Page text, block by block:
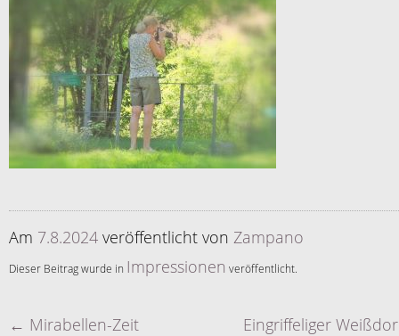
Am 7.8.2024 veröffentlicht von Zampano
Dieser Beitrag wurde in Impressionen veröffentlicht.
Artikelnavigation
← Mirabellen-Zeit
Eingriffeliger